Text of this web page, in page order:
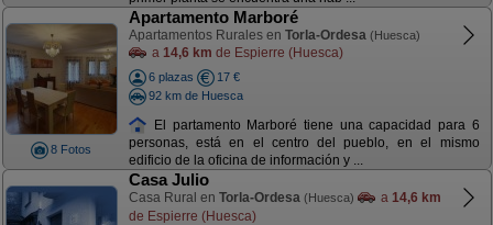
8 Fotos
Apartamento Marboré
Apartamentos Rurales en Torla-Ordesa (Huesca)
a 14,6 km de Espierre (Huesca)
6 plazas
17 €
92 km de Huesca
El partamento Marboré tiene una capacidad para 6
personas, está en el centro del pueblo, en el mismo
edificio de la oficina de información y ...
Casa Julio
Casa Rural en Torla-Ordesa (Huesca) a 14,6 km
de Espierre (Huesca)